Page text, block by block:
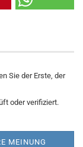
Sie der Erste, der
oder verifiziert.
MEINUNG